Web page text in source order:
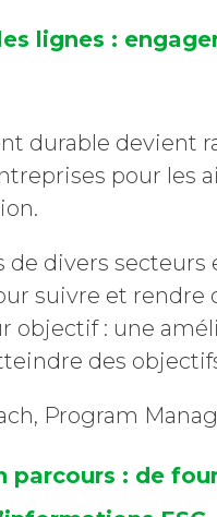
lignes :
durable devient
pour les
de divers
suivre et
objectif : une
des
Program
parcours : de